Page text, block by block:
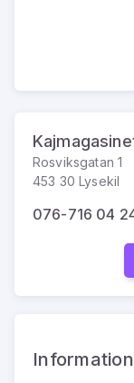
Rosviksgatan 1
453 30 Lysekil
076-716 04